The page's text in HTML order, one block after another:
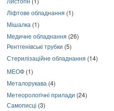
Ліфтове обладнання (1)
Мішалка (1)
Медичне обладнання (26)
Рентгенівські трубки (5)
Стерилізаційне обладнання (14)
МЕОФ (1)
Металорукава (4)
Метеорологічні прилади (24)
Самописці (3)